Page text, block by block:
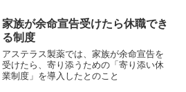
家族が余命宣告受けたら休職でき
る制度
アステラス製薬では、家族が余命宣告を
受けたら、寄り添うための「寄り添い休
業制度」を導入したとのこと